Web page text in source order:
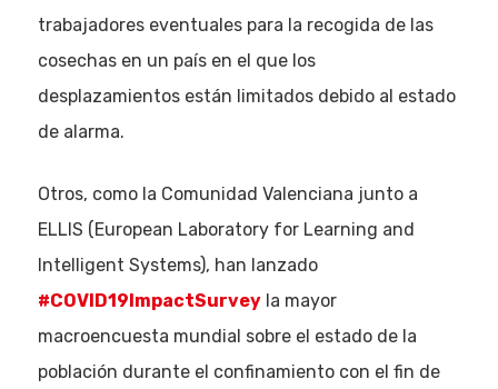
trabajadores eventuales para la recogida de las
cosechas en un país en el que los
desplazamientos están limitados debido al estado
de alarma.
Otros, como la Comunidad Valenciana junto a
ELLIS (European Laboratory for Learning and
Intelligent Systems), han lanzado
#COVID19ImpactSurveyla mayor
macroencuesta mundial sobre el estado de la
población durante el confinamiento con el fin de